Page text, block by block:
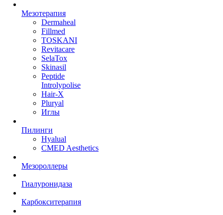
Мезотерапия
Dermaheal
Fillmed
TOSKANI
Revitacare
SelaTox
Skinasil
Peptide
Introlypolise
Hair-X
Pluryal
Иглы
Пилинги
Hyalual
CMED Aesthetics
Мезороллеры
Гиалуронидаза
Карбокситерапия